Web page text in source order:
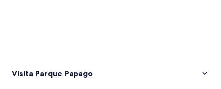
Visita Parque Papago